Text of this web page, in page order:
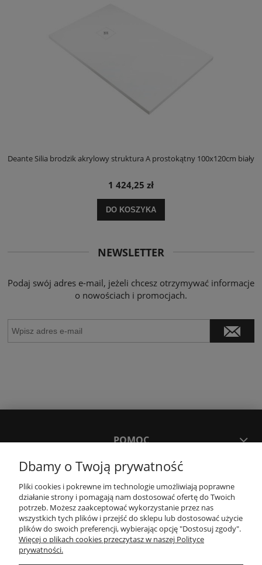
Deante Silia brodzik akrylowy struktura A prostokątny 100x120cm biały
1 424,25 zł
DO KOSZYKA
NEWSLETTER
Podaj swój adres e-mail, jeżeli chcesz otrzymywać informacje
o nowościach i promocjach.
POMOC
MOJE KONTO
PŁATNOŚCI I DOSTAWA
KONTAKT
Dbamy o Twoją prywatność
Pliki cookies i pokrewne im technologie umożliwiają poprawne
działanie strony i pomagają nam dostosować ofertę do Twoich
potrzeb. Możesz zaakceptować wykorzystanie przez nas
wszystkich tych plików i przejść do sklepu lub dostosować użycie
plików do swoich preferencji, wybierając opcję "Dostosuj zgody".
Więcej o plikach cookies przeczytasz w naszej Polityce
prywatności.